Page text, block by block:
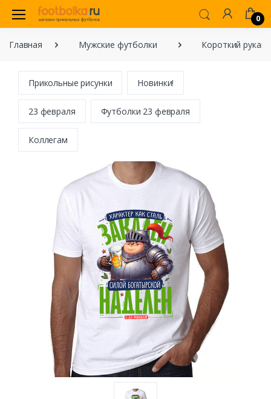
0
Главная Мужские футболки Короткий рукав
Прикольные рисунки Новинки!
23 февраля Футболки 23 февраля
Коллегам